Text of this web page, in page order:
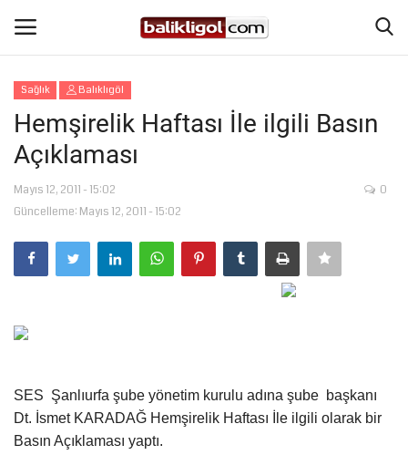
Giriş Yap Kaydol
Anasayfa
Köşe Yazıları
Magazin
Spor
Gündem
Sağlık Balıklıgöl
Hemşirelik Haftası İle ilgili Basın
Açıklaması
Mayıs 12, 2011 - 15:02
Güncelleme: Mayıs 12, 2011 - 15:02
0
SES Şanlıurfa şube yönetim kurulu adına şube başkanı
Dt. İsmet KARADAĞ Hemşirelik Haftası İle ilgili olarak bir
Basın Açıklaması yaptı.